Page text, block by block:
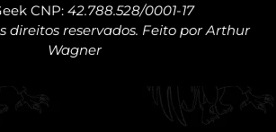
CNP: 42.788.528/0001-17
direitos reservados. Feito por Arthur
Wagner